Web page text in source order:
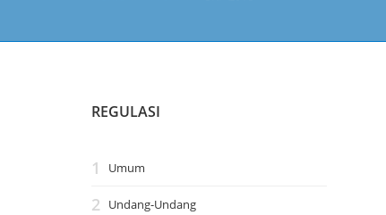
REGULASI
Umum
Undang-Undang